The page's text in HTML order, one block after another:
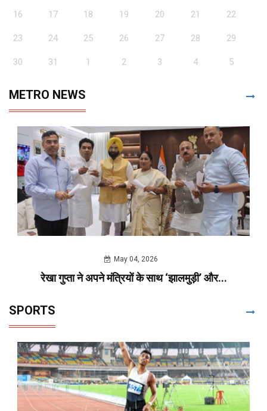
16 17 18 19 20 21 22
23 24 25 26 27 28 29
30 31 1 2 3 4 5
METRO NEWS
May 04, 2026
रेखा गुप्ता ने अपने मंत्रियों के साथ ‘झालमुड़ी’ और...
SPORTS